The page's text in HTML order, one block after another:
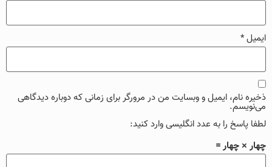
ایمیل*
ذخیره نام، ایمیل و وبسایت من در مرورگر برای زمانی که دوباره دیدگاهی
می‌نویسم.
لطفا پاسخ را به عدد انگلیسی وارد کنید:
چهار × چهار =